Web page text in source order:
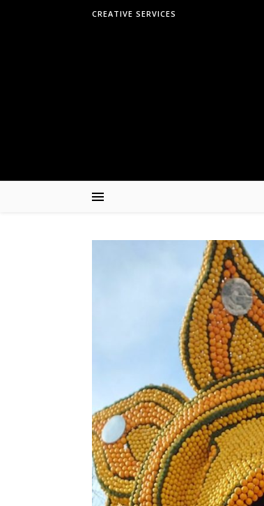
CREATIVE SERVICES